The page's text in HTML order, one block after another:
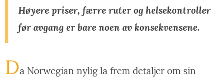
Høyere priser, færre ruter og helsekontroller
før avgang er bare noen av konsekvensene.
Da Norwegian nylig la frem detaljer om sin